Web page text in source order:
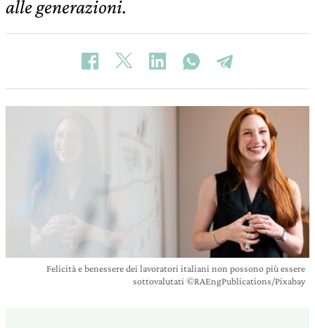
alle generazioni.
Felicità e benessere dei lavoratori italiani non possono più essere
sottovalutati ©RAEngPublications/Pixabay